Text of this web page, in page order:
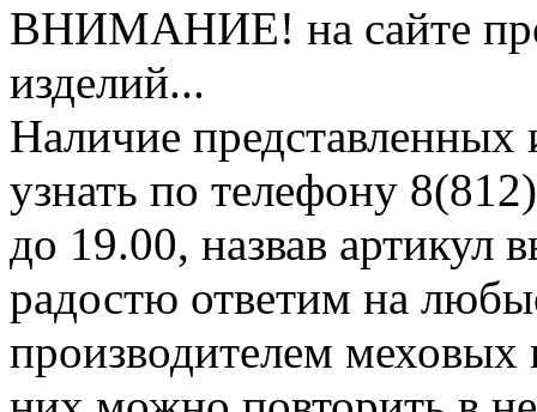
ВНИМАНИЕ! на сайте
изделий...
Наличие
узнать по телефону
до 19.00, назвав
радостю ответим на
производителем